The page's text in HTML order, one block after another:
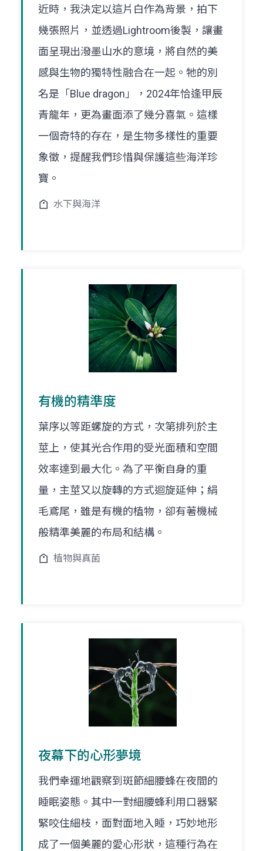
近時，我決定以這片白作為背景，拍下
幾張照片，並透過Lightroom後製，讓畫
面呈現出潑墨山水的意境，將自然的美
感與生物的獨特性融合在一起。牠的別
名是「Blue dragon」，2024年恰逢甲辰
青龍年，更為畫面添了幾分喜氣。這樣
一個奇特的存在，是生物多樣性的重要
象徵，提醒我們珍惜與保護這些海洋珍
寶。
水下與海洋
有機的精準度
葉序以等距螺旋的方式，次第排列於主
莖上，使其光合作用的受光面積和空間
效率達到最大化。為了平衡自身的重
量，主莖又以旋轉的方式迴旋延伸；絹
毛鳶尾，雖是有機的植物，卻有著機械
般精準美麗的布局和結構。
植物與真菌
夜幕下的心形夢境
我們幸運地觀察到斑節細腰蜂在夜間的
睡眠姿態。其中一對細腰蜂利用口器緊
緊咬住細枝，面對面地入睡，巧妙地形
成了一個美麗的愛心形狀，這種行為在